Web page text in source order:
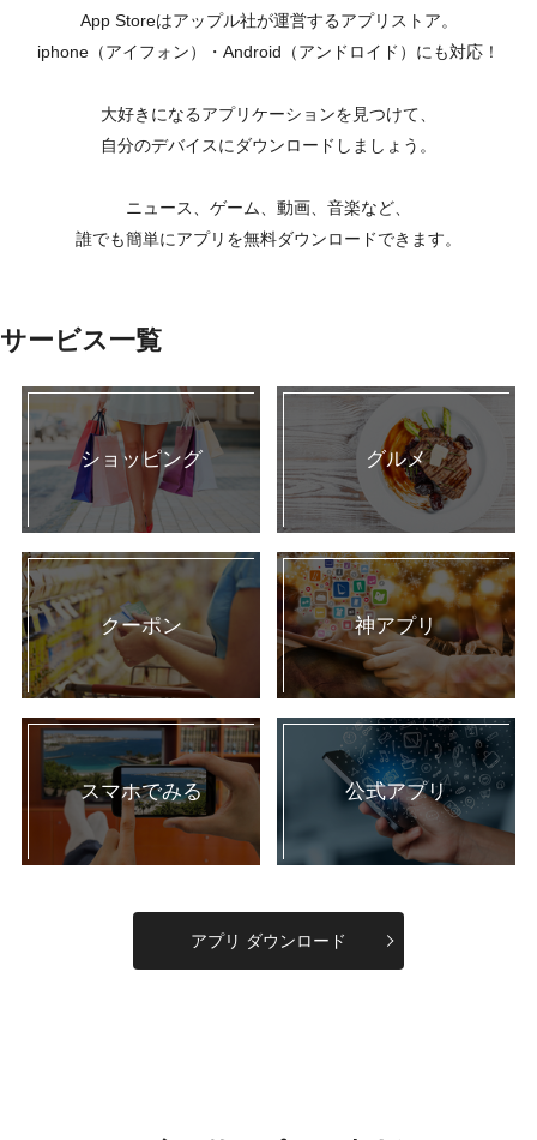
App Storeはアップル社が運営するアプリストア。
iphone（アイフォン）・Android（アンドロイド）にも対応！
大好きになるアプリケーションを見つけて、
自分のデバイスにダウンロードしましょう。
ニュース、ゲーム、動画、音楽など、
誰でも簡単にアプリを無料ダウンロードできます。
サービス一覧
ショッピング グルメ
クーポン 神アプリ
スマホでみる 公式アプリ
アプリ ダウンロード